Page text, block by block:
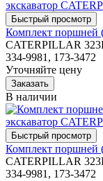
Комплект поршней
CATERPILLAR
334-9981, 173-3472
Уточняйте цену
В наличии
Комплект поршней
CATERPILLAR
334-9981, 173-3472